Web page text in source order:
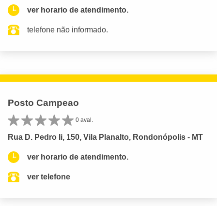
ver horario de atendimento.
telefone não informado.
Posto Campeao
0 aval.
Rua D. Pedro Ii, 150, Vila Planalto, Rondonópolis - MT
ver horario de atendimento.
ver telefone